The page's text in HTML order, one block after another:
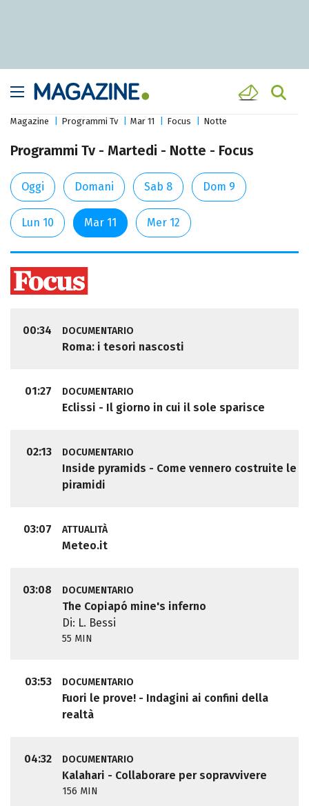
Magazine Programmi Tv Mar 11 Focus Notte
Programmi Tv - Martedi - Notte - Focus
Oggi Domani Sab 8 Dom 9
Lun 10 Mar 11 Mer 12
00:34 DOCUMENTARIO
Roma: i tesori nascosti
01:27 DOCUMENTARIO
Eclissi - Il giorno in cui il sole sparisce
02:13 DOCUMENTARIO
Inside pyramids - Come vennero costruite le
piramidi
03:07 ATTUALITÀ
Meteo.it
03:08 DOCUMENTARIO
The Copiapó mine's inferno
Di: L. Bessi
55 MIN
03:53 DOCUMENTARIO
Fuori le prove! - Indagini ai confini della
realtà
04:32 DOCUMENTARIO
Kalahari - Collaborare per sopravvivere
156 MIN